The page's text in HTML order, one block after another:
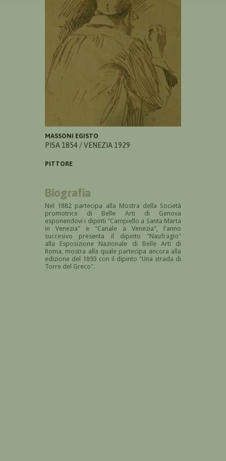
MASSONI EGISTO
PISA 1854 / VENEZIA 1929
PITTORE
Biografia
Nel 1882 partecipa alla Mostra della Società
promotrice di Belle Arti di Genova
esponendovi i dipinti "Campiello a Santa Marta
in Venezia" e "Canale a Venezia", l'anno
succesivo presenta il dipinto "Naufragio"
alla Esposizione Nazionale di Belle Arti di
Roma, mostra alla quale partecipa ancora alla
edizione del 1893 con il dipinto "Una strada di
Torre del Greco".